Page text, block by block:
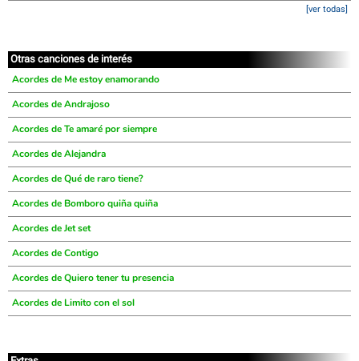
[ver todas]
Otras canciones de interés
Acordes de Me estoy enamorando
Acordes de Andrajoso
Acordes de Te amaré por siempre
Acordes de Alejandra
Acordes de Qué de raro tiene?
Acordes de Bomboro quiña quiña
Acordes de Jet set
Acordes de Contigo
Acordes de Quiero tener tu presencia
Acordes de Limito con el sol